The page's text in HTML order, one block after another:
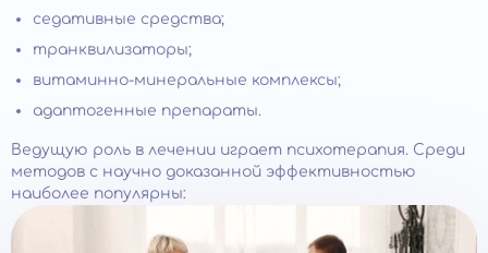
седативные средства;
транквилизаторы;
витаминно-минеральные комплексы;
адаптогенные препараты.
Ведущую роль в лечении играет психотерапия. Среди
методов с научно доказанной эффективностью
наиболее популярны: